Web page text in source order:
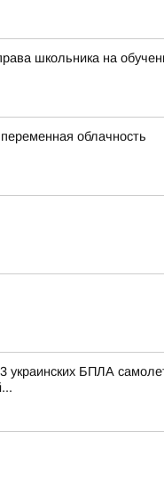
школьника на
облачность
БПЛА